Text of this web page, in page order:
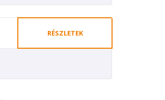
RÉSZLETEK